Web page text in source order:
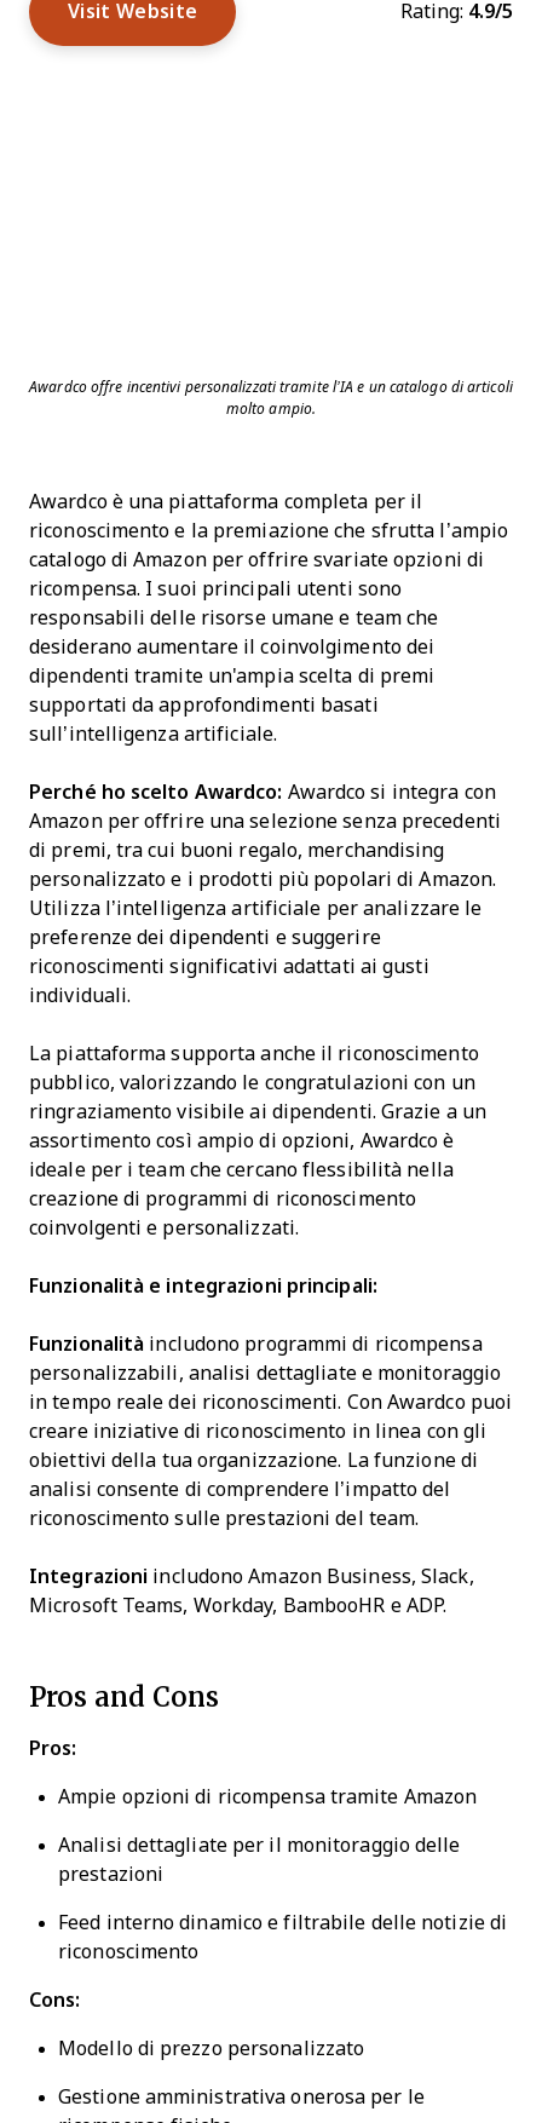
Visit Website Rating: 4.9/5
Awardco offre incentivi personalizzati tramite l’IA e un catalogo di articoli
molto ampio.
Awardco è una piattaforma completa per il
riconoscimento e la premiazione che sfrutta l’ampio
catalogo di Amazon per offrire svariate opzioni di
ricompensa. I suoi principali utenti sono
responsabili delle risorse umane e team che
desiderano aumentare il coinvolgimento dei
dipendenti tramite un'ampia scelta di premi
supportati da approfondimenti basati
sull’intelligenza artificiale.
Perché ho scelto Awardco: Awardco si integra con
Amazon per offrire una selezione senza precedenti
di premi, tra cui buoni regalo, merchandising
personalizzato e i prodotti più popolari di Amazon.
Utilizza l’intelligenza artificiale per analizzare le
preferenze dei dipendenti e suggerire
riconoscimenti significativi adattati ai gusti
individuali.
La piattaforma supporta anche il riconoscimento
pubblico, valorizzando le congratulazioni con un
ringraziamento visibile ai dipendenti. Grazie a un
assortimento così ampio di opzioni, Awardco è
ideale per i team che cercano flessibilità nella
creazione di programmi di riconoscimento
coinvolgenti e personalizzati.
Funzionalità e integrazioni principali:
Funzionalità includono programmi di ricompensa
personalizzabili, analisi dettagliate e monitoraggio
in tempo reale dei riconoscimenti. Con Awardco puoi
creare iniziative di riconoscimento in linea con gli
obiettivi della tua organizzazione. La funzione di
analisi consente di comprendere l’impatto del
riconoscimento sulle prestazioni del team.
Integrazioni includono Amazon Business, Slack,
Microsoft Teams, Workday, BambooHR e ADP.
Pros and Cons
Pros:
Ampie opzioni di ricompensa tramite Amazon
Analisi dettagliate per il monitoraggio delle
prestazioni
Feed interno dinamico e filtrabile delle notizie di
riconoscimento
Cons:
Modello di prezzo personalizzato
Gestione amministrativa onerosa per le